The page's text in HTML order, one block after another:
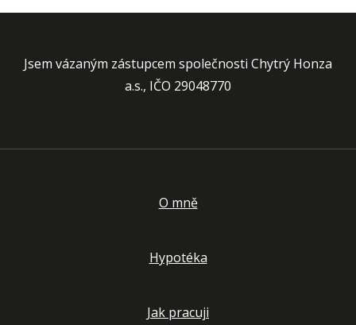
Jsem vázaným zástupcem společnosti Chytrý Honza
a.s., IČO 29048770
O mně
Hypotéka
Jak pracuji